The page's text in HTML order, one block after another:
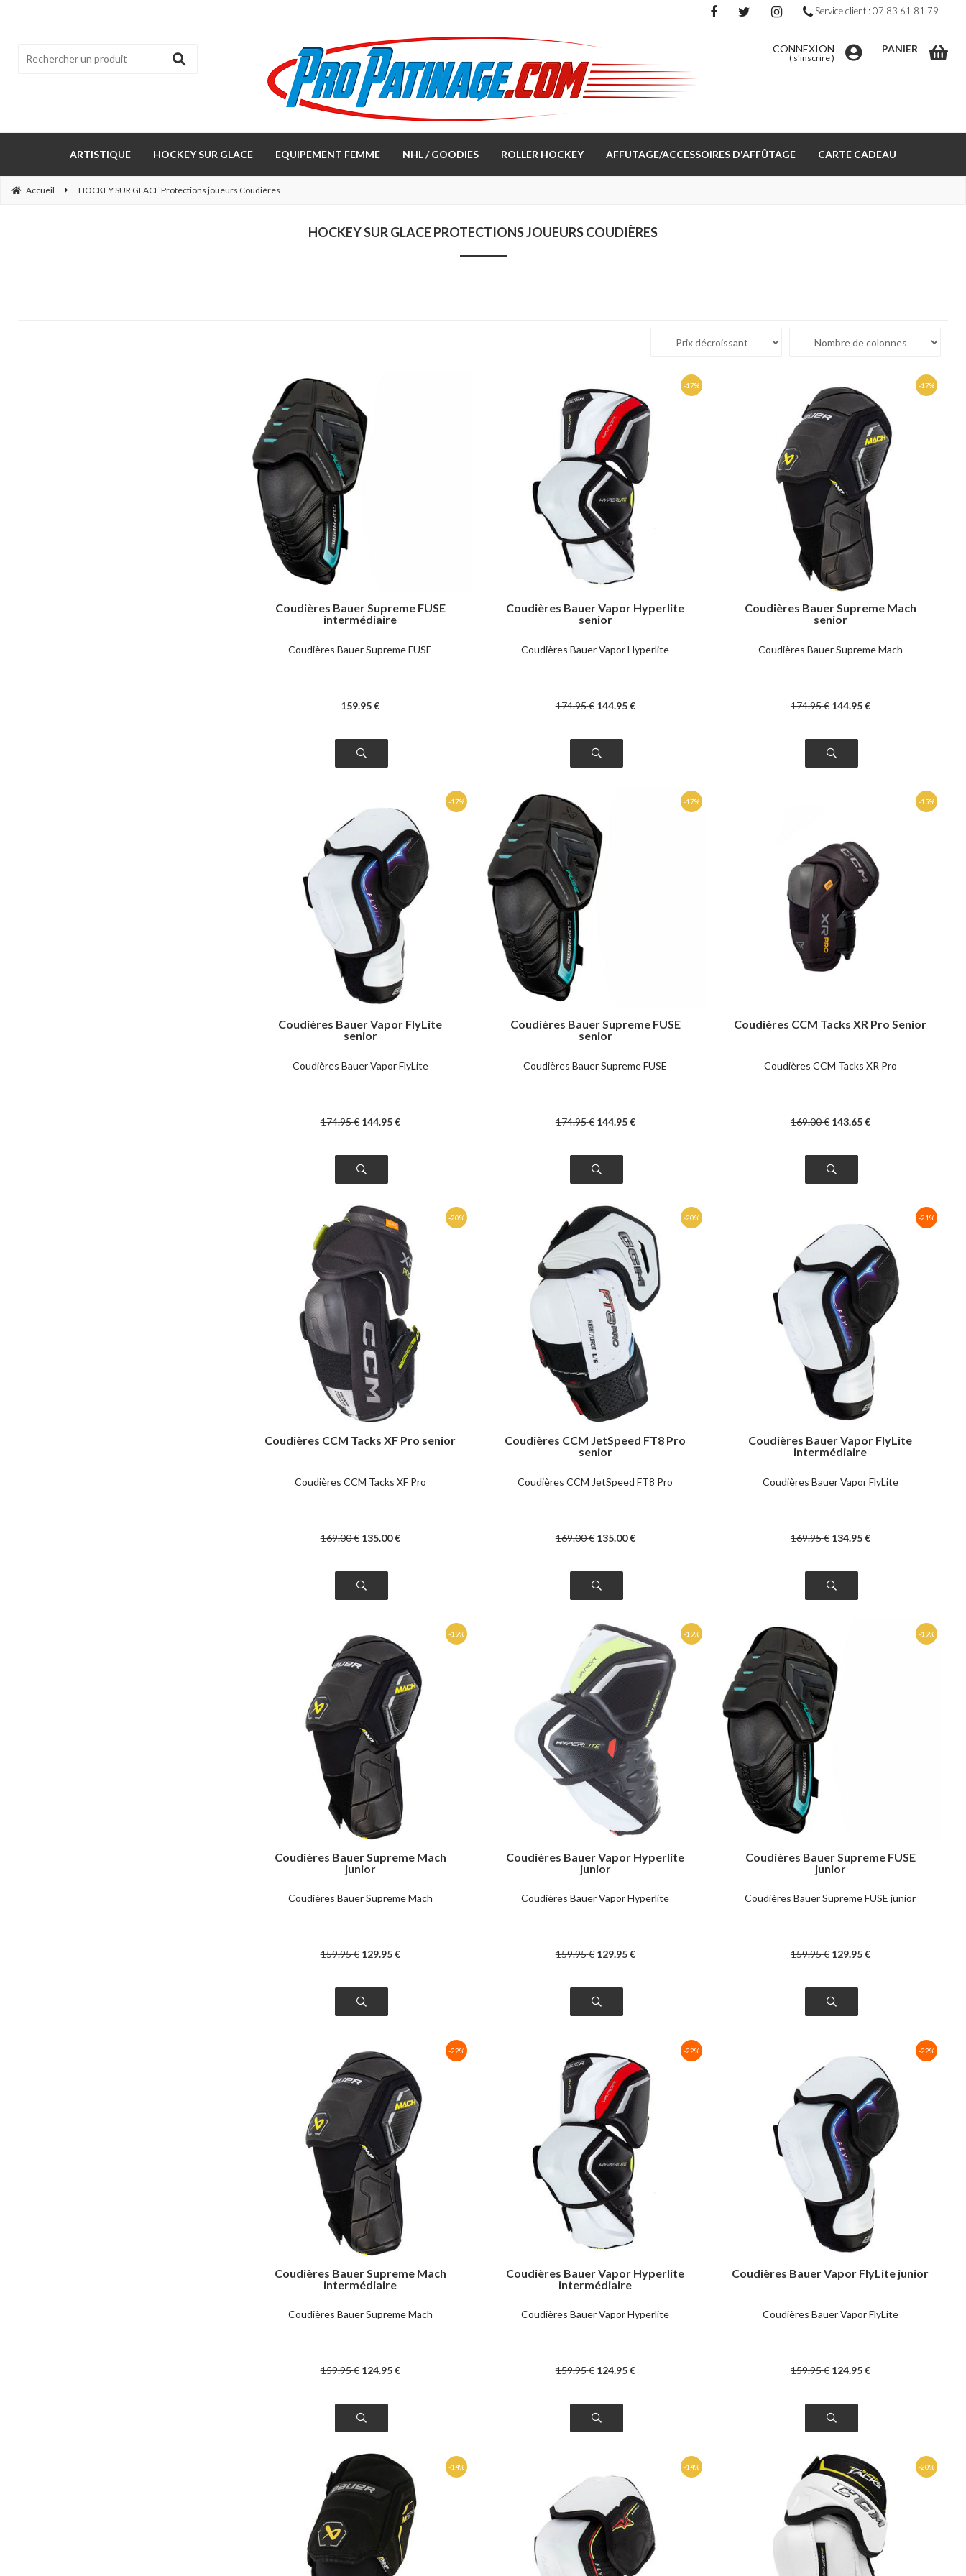
CONNEXION
( s'inscrire)
PANIER
ARTISTIQUE HOCKEY SUR GLACE EQUIPEMENT FEMME NHL / GOODIES ROLLER HOCKEY AFFUTAGE/ACCESSOIRES D'AFFÛTAGE CARTE CADEAU
Accueil HOCKEY SUR GLACE Protections joueurs Coudières
HOCKEY SUR GLACE PROTECTIONS JOUEURS COUDIÈRES
Coudières Bauer Supreme FUSE
intermédiaire
Coudières Bauer Supreme FUSE
159.95€
Coudières Bauer Vapor Hyperlite
senior
Coudières Bauer Vapor Hyperlite
174.95€ 144.95€
Coudières Bauer Supreme Mach
senior
Coudières Bauer Supreme Mach
174.95€ 144.95€
Coudières Bauer Vapor FlyLite
senior
Coudières Bauer Vapor FlyLite
174.95€ 144.95 €
Coudières Bauer Supreme FUSE
senior
Coudières Bauer Supreme FUSE
174.95€ 144.95€
Coudières CCM Tacks XR Pro Senior
Coudières CCM Tacks XR Pro
169.00€ 143.65€
Coudières CCM Tacks XF Pro senior
Coudières CCM Tacks XF Pro
169.00€ 135.00 €
Coudières CCM JetSpeed FT8 Pro
senior
Coudières CCM JetSpeed FT8 Pro
169.00€ 135.00€
Coudières Bauer Vapor FlyLite
intermédiaire
Coudières Bauer Vapor FlyLite
169.95€ 134.95€
Coudières Bauer Supreme Mach
junior
Coudières Bauer Supreme Mach
159.95€ 129.95 €
Coudières Bauer Vapor Hyperlite
junior
Coudières Bauer Vapor Hyperlite
159.95€ 129.95€
Coudières Bauer Supreme FUSE
junior
Coudières Bauer Supreme FUSE junior
159.95€ 129.95€
Coudières Bauer Supreme Mach
intermédiaire
Coudières Bauer Supreme Mach
159.95€ 124.95 €
Coudières Bauer Vapor Hyperlite
intermédiaire
Coudières Bauer Vapor Hyperlite
159.95€ 124.95€
Coudières Bauer Vapor FlyLite junior
Coudières Bauer Vapor FlyLite
159.95€ 124.95€
Service client : 07 83 61 81 79